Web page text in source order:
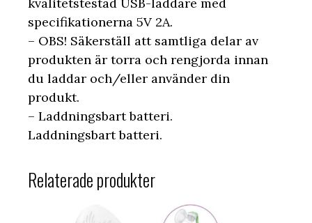
specifikationerna 5V 2A.
– OBS! Säkerställ att samtliga delar av
produkten är torra och rengjorda innan
du laddar och/eller använder din
produkt.
– Laddningsbart batteri.
Laddningsbart batteri.
Relaterade produkter